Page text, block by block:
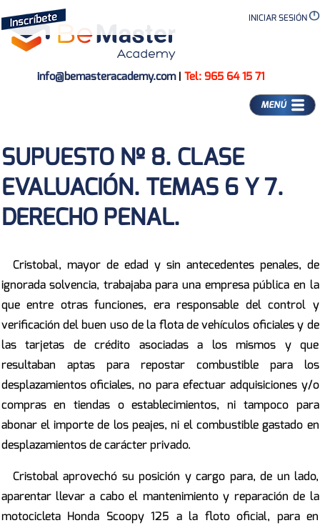
INICIAR SESIÓN
info@bemasteracademy.com| Tel: 965 64 15 71
MENÚ
SUPUESTO Nº 8. CLASE
EVALUACIÓN. TEMAS 6 Y 7.
DERECHO PENAL.
Cristobal, mayor de edad y sin antecedentes penales, de
ignorada solvencia, trabajaba para una empresa pública en la
que entre otras funciones, era responsable del control y
verificación del buen uso de la flota de vehículos oficiales y de
las tarjetas de crédito asociadas a los mismos y que
resultaban aptas para repostar combustible para los
desplazamientos oficiales, no para efectuar adquisiciones y/o
compras en tiendas o establecimientos, ni tampoco para
abonar el importe de los peajes, ni el combustible gastado en
desplazamientos de carácter privado.
Cristobal aprovechó su posición y cargo para, de un lado,
aparentar llevar a cabo el mantenimiento y reparación de la
motocicleta Honda Scoopy 125 a la floto oficial, para en